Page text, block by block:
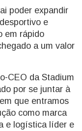
poder expandir
e
em rápido
a um valor
CEO da Stadium
por se juntar à
que entramos
como marca
e logística líder e